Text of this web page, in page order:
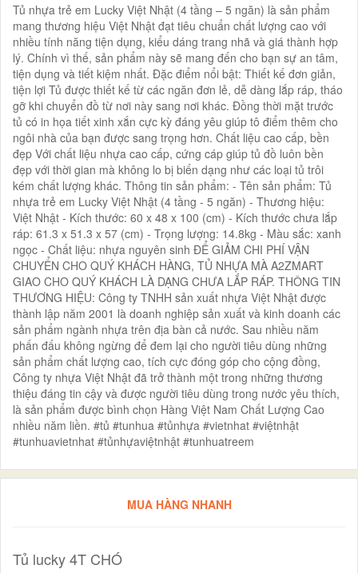
Tủ nhựa trẻ em Lucky Việt Nhật (4 tầng – 5 ngăn) là sản phẩm
mang thương hiệu Việt Nhật đạt tiêu chuẩn chất lượng cao với
nhiều tính năng tiện dụng, kiểu dáng trang nhã và giá thành hợp
lý. Chính vì thế, sản phẩm này sẽ mang đến cho bạn sự an tâm,
tiện dụng và tiết kiệm nhất. Đặc điểm nổi bật: Thiết kế đơn giản,
tiện lợi Tủ được thiết kế từ các ngăn đơn lẻ, dễ dàng lắp ráp, tháo
gỡ khi chuyển đồ từ nơi này sang nơi khác. Đồng thời mặt trước
tủ có in họa tiết xinh xắn cực kỳ đáng yêu giúp tô điểm thêm cho
ngôi nhà của bạn được sang trọng hơn. Chất liệu cao cấp, bền
đẹp Với chất liệu nhựa cao cấp, cứng cáp giúp tủ đồ luôn bền
đẹp với thời gian mà không lo bị biến dạng như các loại tủ trôi
kém chất lượng khác. Thông tin sản phẩm: - Tên sản phẩm: Tủ
nhựa trẻ em Lucky Việt Nhật (4 tầng - 5 ngăn) - Thương hiệu:
Việt Nhật - Kích thước: 60 x 48 x 100 (cm) - Kích thước chưa lắp
ráp: 61.3 x 51.3 x 57 (cm) - Trọng lượng: 14.8kg - Màu sắc: xanh
ngọc - Chất liệu: nhựa nguyên sinh ĐỂ GIẢM CHI PHÍ VẬN
CHUYỂN CHO QUÝ KHÁCH HÀNG, TỦ NHỰA MÀ A2ZMART
GIAO CHO QUÝ KHÁCH LÀ DẠNG CHƯA LẮP RÁP. THÔNG TIN
THƯƠNG HIỆU: Công ty TNHH sản xuất nhựa Việt Nhật được
thành lập năm 2001 là doanh nghiệp sản xuất và kinh doanh các
sản phẩm ngành nhựa trên địa bàn cả nước. Sau nhiều năm
phấn đấu không ngừng để đem lại cho người tiêu dùng những
sản phẩm chất lượng cao, tích cực đóng góp cho cộng đồng,
Công ty nhựa Việt Nhật đã trở thành một trong những thương
thiệu đáng tin cậy và được người tiêu dùng trong nước yêu thích,
là sản phẩm được bình chọn Hàng Việt Nam Chất Lượng Cao
nhiều năm liền. #tủ #tunhua #tủnhựa #vietnhat #việtnhật
#tunhuavietnhat #tủnhựaviệtnhật #tunhuatreem
MUA HÀNG NHANH
Tủ lucky 4T CHÓ